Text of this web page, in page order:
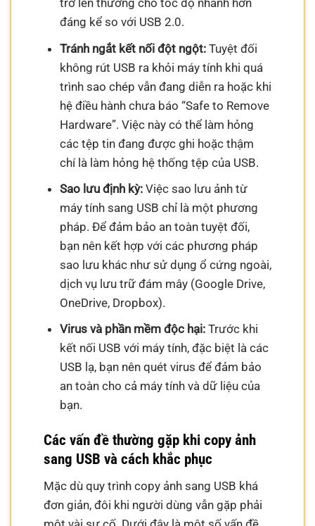
trở lên thường cho tốc độ nhanh hơn
đáng kể so với USB 2.0.
Tránh ngắt kết nối đột ngột:Tuyệt đối
không rút USB ra khỏi máy tính khi quá
trình sao chép vẫn đang diễn ra hoặc khi
hệ điều hành chưa báo “Safe to Remove
Hardware”. Việc này có thể làm hỏng
các tệp tin đang được ghi hoặc thậm
chí là làm hỏng hệ thống tệp của USB.
Sao lưu định kỳ:Việc sao lưu ảnh từ
máy tính sang USB chỉ là một phương
pháp. Để đảm bảo an toàn tuyệt đối,
bạn nên kết hợp với các phương pháp
sao lưu khác như sử dụng ổ cứng ngoài,
dịch vụ lưu trữ đám mây (Google Drive,
OneDrive, Dropbox).
Virus và phần mềm độc hại:Trước khi
kết nối USB với máy tính, đặc biệt là các
USB lạ, bạn nên quét virus để đảm bảo
an toàn cho cả máy tính và dữ liệu của
bạn.
Các vấn đề thường gặp khi copy ảnh
sang USB và cách khắc phục
Mặc dù quy trình copy ảnh sang USB khá
đơn giản, đôi khi người dùng vẫn gặp phải